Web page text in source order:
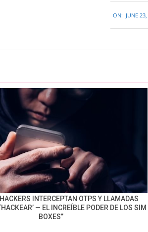
06-
23
ON: JUNE
INTERCEPTAN OTPS Y LLAMADAS
— EL INCREÍBLE PODER DE LOS SIM
BOXES”